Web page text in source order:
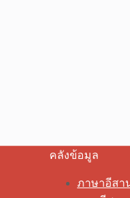
คลังข้อมูล
ภาษาอีสา